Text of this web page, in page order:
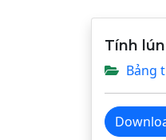
Tính
Bảng